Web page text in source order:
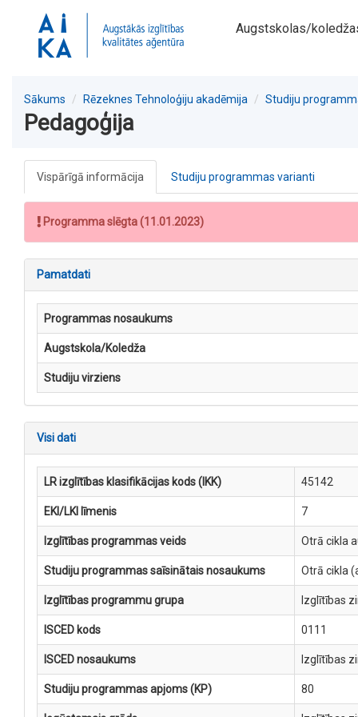
Augstskolas/
Sākums Rēzeknes Tehnoloģiju akadēmija Studiju
Pedagoģija
Vispārīgā informācija Studiju programmas varianti
Programma slēgta (11.01.2023)
Pamatdati
Programmas nosaukums
Augstskola/Koledža
Studiju virziens
Visi dati
LR izglītības klasifikācijas kods (IKK) 45142
EKI/LKI līmenis 7
Izglītības programmas veids Otrā cikla
Studiju programmas saīsinātais nosaukums Otrā cikla
Izglītības programmu grupa Izglītības
ISCED kods 0111
ISCED nosaukums Izglītības
Studiju programmas apjoms (KP) 80